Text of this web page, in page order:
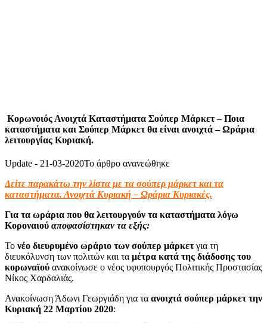
Κορωνοιός Ανοιχτά Καταστήματα Σούπερ Μάρκετ – Ποια
καταστήματα και Σούπερ Μάρκετ θα είναι ανοιχτά – Ωράρια
λειτουργίας Κυριακή.
Update - 21-03-2020Το άρθρο ανανεώθηκε
Δείτε παρακάτω την λίστα με τα σούπερ μάρκετ και τα
καταστήματα. Ανοιχτά Κυριακή – Ωράρια Κυριακές.
Για τα ωράρια που θα λειτουργούν τα καταστήματα λόγω
Κοροναιού αποφασίστηκαν τα εξής:
Το νέο διευρυμένο ωράριο των σούπερ μάρκετγια τη
διευκόλυνση των πολιτών και τα μέτρα κατά της διάδοσης του
κορωναϊού ανακοίνωσε ο νέος υφυπουργός Πολιτικής Προστασίας
Νίκος Χαρδαλιάς.
Ανακοίνωση Άδωνι Γεωργιάδη για τα ανοιχτά σούπερ μάρκετ την
Κυριακή 22 Μαρτίου 2020: